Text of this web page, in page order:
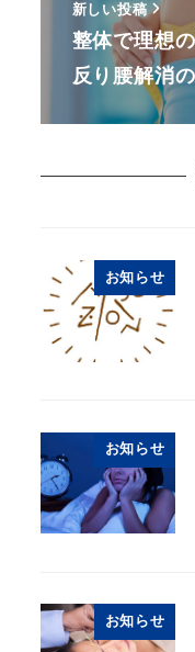
新しい投稿
整体で理想
反り腰解消
お知らせ
お知らせ
お知らせ